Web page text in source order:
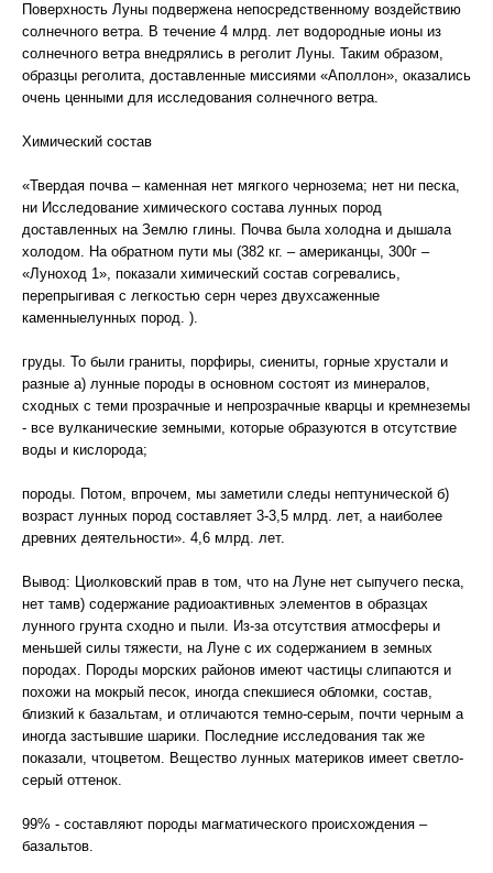
Поверхность Луны подвержена непосредственному воздействию
солнечного ветра. В течение 4 млрд. лет водородные ионы из
солнечного ветра внедрялись в реголит Луны. Таким образом,
образцы реголита, доставленные миссиями «Аполлон», оказались
очень ценными для исследования солнечного ветра.
Химический состав
«Твердая почва – каменная нет мягкого чернозема; нет ни песка,
ни Исследование химического состава лунных пород
доставленных на Землю глины. Почва была холодна и дышала
холодом. На обратном пути мы (382 кг. – американцы, 300г –
«Луноход 1», показали химический состав согревались,
перепрыгивая с легкостью серн через двухсаженные
каменныелунных пород. ).
груды. То были граниты, порфиры, сиениты, горные хрустали и
разные а) лунные породы в основном состоят из минералов,
сходных с теми прозрачные и непрозрачные кварцы и кремнеземы
- все вулканические земными, которые образуются в отсутствие
воды и кислорода;
породы. Потом, впрочем, мы заметили следы нептунической б)
возраст лунных пород составляет 3-3,5 млрд. лет, а наиболее
древних деятельности». 4,6 млрд. лет.
Вывод: Циолковский прав в том, что на Луне нет сыпучего песка,
нет тамв) содержание радиоактивных элементов в образцах
лунного грунта сходно и пыли. Из-за отсутствия атмосферы и
меньшей силы тяжести, на Луне с их содержанием в земных
породах. Породы морских районов имеют частицы слипаются и
похожи на мокрый песок, иногда спекшиеся обломки, состав,
близкий к базальтам, и отличаются темно-серым, почти черным а
иногда застывшие шарики. Последние исследования так же
показали, чтоцветом. Вещество лунных материков имеет светло-
серый оттенок.
99% - составляют породы магматического происхождения –
базальтов.